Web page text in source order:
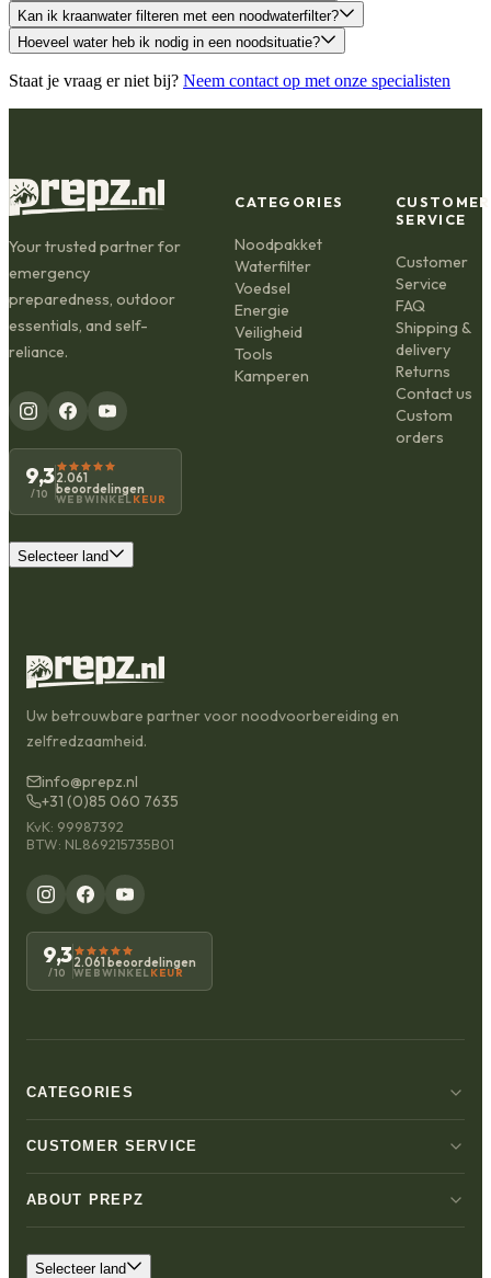
Kan ik kraanwater filteren met een noodwaterfilter?
Hoeveel water heb ik nodig in een noodsituatie?
Staat je vraag er niet bij? Neem contact op met onze specialisten
Your trusted partner for
emergency
preparedness, outdoor
essentials, and self-
reliance.
9,3
/10
2.061
beoordelingen
WEBWINKEL KEUR
Selecteer land
CATEGORIES
Noodpakket
Waterfilter
Voedsel
Energie
Veiligheid
Tools
Kamperen
CUSTOMER
SERVICE
Customer
Service
FAQ
Shipping &
delivery
Returns
Contact us
Custom
orders
Uw betrouwbare partner voor noodvoorbereiding en
zelfredzaamheid.
info@prepz.nl
+31 (0)85 060 7635
KvK: 99987392
BTW: NL869215735B01
9,3
/10
2.061 beoordelingen
WEBWINKEL KEUR
CATEGORIES
CUSTOMER SERVICE
ABOUT PREPZ
Selecteer land